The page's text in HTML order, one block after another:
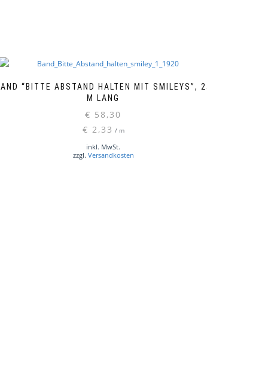
“BITTE ABSTAND HALTEN MIT SMILEYS”, 25
M LANG
€ 58,30
€ 2,33 / m
inkl. MwSt.
zzgl. Versandkosten